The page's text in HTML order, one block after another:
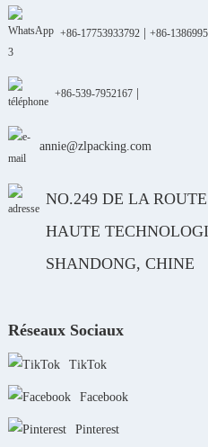
+86-17753933792| +86-
+86-539-7952167|
annie@zlpacking.com
NO.249 DE LA
HAUTE
SHANDONG, CHINE
Réseaux Sociaux
TikTok
Facebook
Pinterest